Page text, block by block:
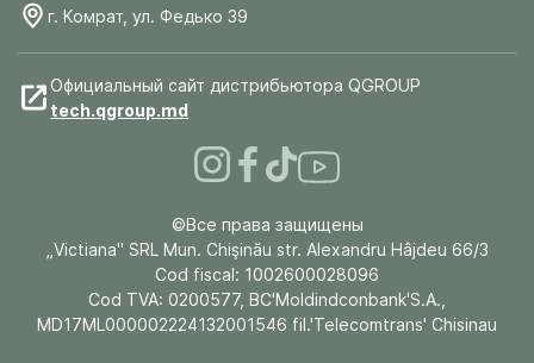
г. Комрат, ул. Федько 39
Официальный сайт дистрибьютора QGROUP
tech.qgroup.md
©Все права защищены
„Victiana" SRL Mun. Chişinău str. Alexandru Hâjdeu 66/3
Cod fiscal: 1002600028096
Cod TVA: 0200577, BC'Moldindconbank'S.A.,
MD17ML000002224132001546 fil.'Telecomtrans' Chisinau